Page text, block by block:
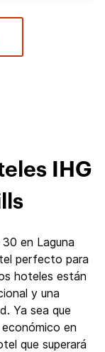
IHG
en Laguna
perfecto para
hoteles están
y una
Ya sea que
en
que superará